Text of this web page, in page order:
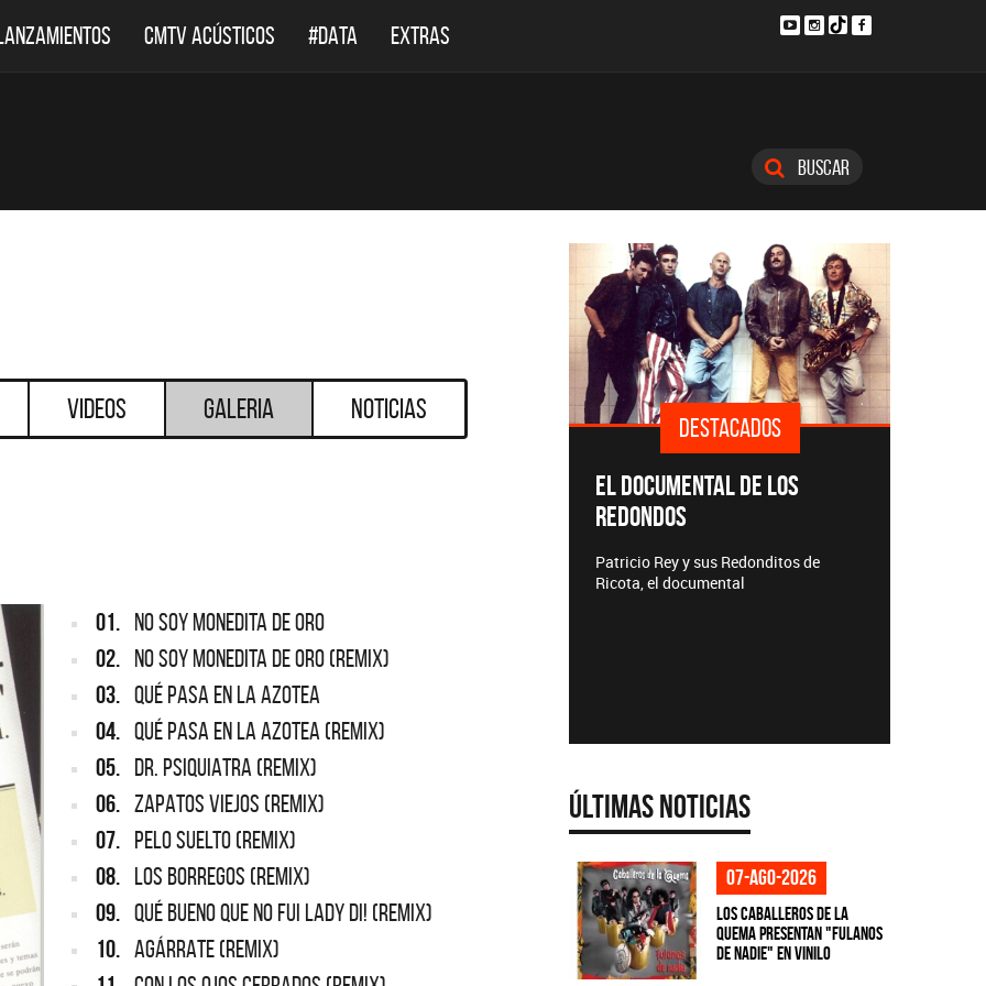
CMTV ACÚSTICOS #DATA EXTRAS
Buscar
Videos Galeria Noticias
01. NO SOY MONEDITA DE ORO
02. NO SOY MONEDITA DE ORO (remix)
03. QUÉ PASA EN LA AZOTEA
04. QUÉ PASA EN LA AZOTEA (remix)
05. DR. PSIQUIATRA (remix)
06. ZAPATOS VIEJOS (remix)
07. PELO SUELTO (remix)
08. LOS BORREGOS (remix)
09. QUÉ BUENO QUE NO FUI LADY DI! (remix)
10. AGÁRRATE (remix)
DESTACADOS DESTACADOS DESTACADOS
SINGLES Y DISCOS DESTACADOS
Lanzamientos CMTV
Últimas Noticias
07-ago-2026
Los Caballeros de la
Quema presentan "Fulanos
de Nadie" en vinilo